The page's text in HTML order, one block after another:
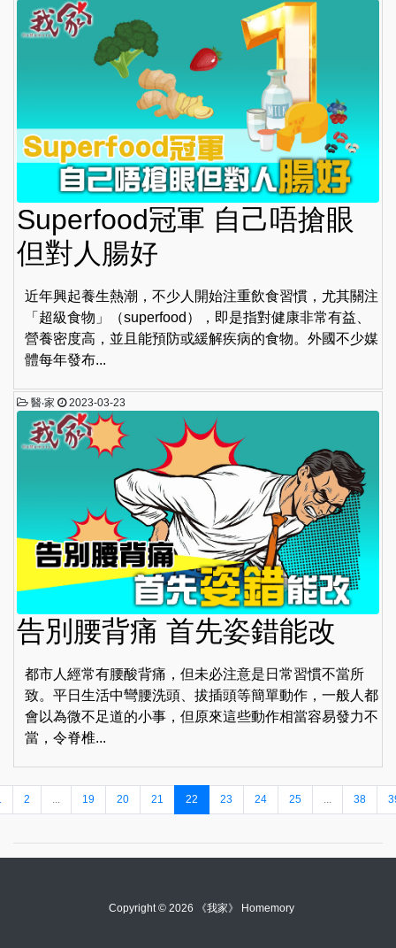
Superfood冠軍 自己唔搶眼
但對人腸好
近年興起養生熱潮，不少人開始注重飲食習慣，尤其關注
「超級食物」（superfood），即是指對健康非常有益、
營養密度高，並且能預防或緩解疾病的食物。外國不少媒
體每年發布...
醫‧家 2023-03-23
告別腰背痛 首先姿錯能改
都市人經常有腰酸背痛，但未必注意是日常習慣不當所
致。平日生活中彎腰洗頭、拔插頭等簡單動作，一般人都
會以為微不足道的小事，但原來這些動作相當容易發力不
當，令脊椎...
2 19 20 21 22 23 24 25 38
Copyright © 2026 《我家》 Homemory